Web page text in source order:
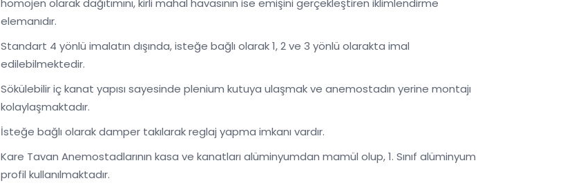
homojen olarak dağıtımını, kirli mahal havasının ise emişini gerçekleştiren iklimlendirme
elemanıdır.
Standart 4 yönlü imalatın dışında, isteğe bağlı olarak 1, 2 ve 3 yönlü olarakta imal
edilebilmektedir.
Sökülebilir iç kanat yapısı sayesinde plenium kutuya ulaşmak ve anemostadın yerine montajı
kolaylaşmaktadır.
İsteğe bağlı olarak damper takılarak reglaj yapma imkanı vardır.
Kare Tavan Anemostadlarının kasa ve kanatları alüminyumdan mamül olup, 1. Sınıf alüminyum
profil kullanılmaktadır.